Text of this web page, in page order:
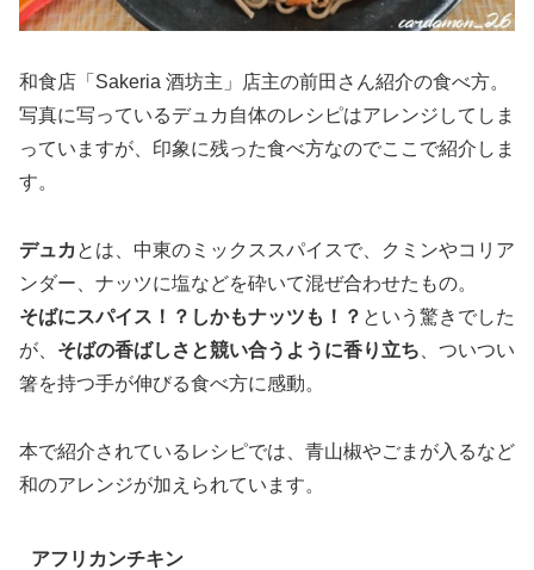
和食店「Sakeria 酒坊主」店主の前田さん紹介の食べ方。
写真に写っているデュカ自体のレシピはアレンジしてしま
っていますが、印象に残った食べ方なのでここで紹介しま
す。
デュカ とは、中東のミックススパイスで、クミンやコリア
ンダー、ナッツに塩などを砕いて混ぜ合わせたもの。
そばにスパイス！？しかもナッツも！？ という驚きでした
が、 そばの香ばしさと競い合うように香り立ち 、ついつい
箸を持つ手が伸びる食べ方に感動。
本で紹介されているレシピでは、青山椒やごまが入るなど
和のアレンジが加えられています。
アフリカンチキン